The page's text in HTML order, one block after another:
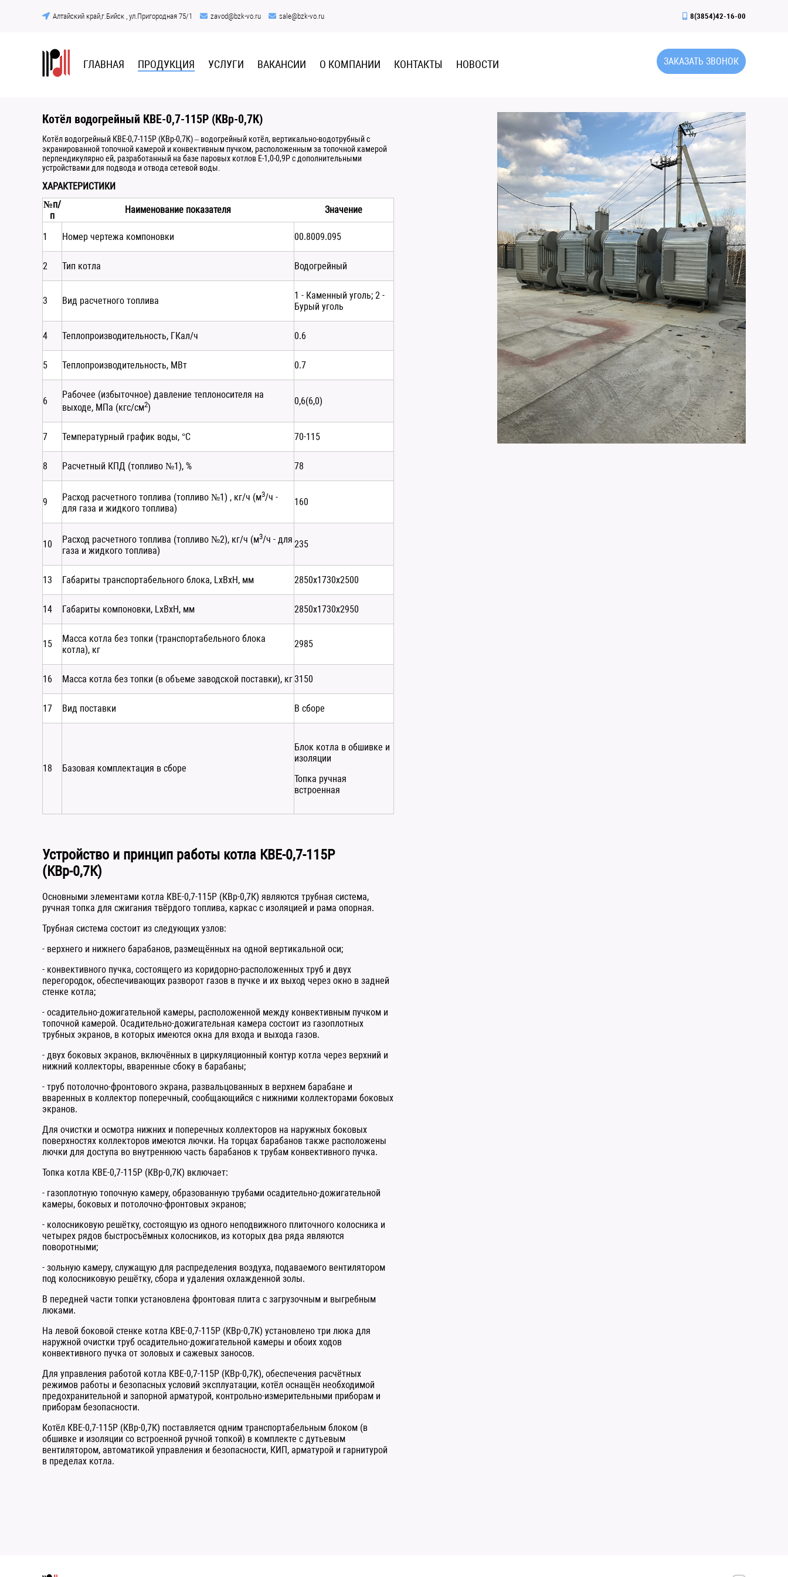
Алтайский край,г.Бийск , ул.Пригородная 75/1 zavod@bzk-vo.ru sale@bzk-vo.ru 8(3854)42-16-00
ГЛАВНАЯ ПРОДУКЦИЯ УСЛУГИ ВАКАНСИИ О КОМПАНИИ КОНТАКТЫ НОВОСТИ ЗАКАЗАТЬ ЗВОНОК
Котёл водогрейный КВЕ-0,7-115Р (КВр-0,7К)
Котёл водогрейный КВЕ-0,7-115Р (КВр-0,7К) – водогрейный котёл, вертикально-водотрубный с
экранированной топочной камерой и конвективным пучком, расположенным за топочной камерой
перпендикулярно ей, разработанный на базе паровых котлов Е-1,0-0,9Р с дополнительными
устройствами для подвода и отвода сетевой воды.
ХАРАКТЕРИСТИКИ
№п/
п
Наименование показателя Значение
1 Номер чертежа компоновки 00.8009.095
2 Тип котла Водогрейный
3 Вид расчетного топлива
1 - Каменный уголь; 2 -
Бурый уголь
4 Теплопроизводительность, ГКал/ч 0.6
5 Теплопроизводительность, МВт 0.7
6
Рабочее (избыточное) давление теплоносителя на
выходе, МПа (кгс/см2)
0,6(6,0)
7 Температурный график воды, °С 70-115
8 Расчетный КПД (топливо №1), % 78
9 Расход расчетного топлива (топливо №1) , кг/ч (м3/ч -
для газа и жидкого топлива)
160
10 Расход расчетного топлива (топливо №2), кг/ч (м3/ч - для
газа и жидкого топлива)
235
13 Габариты транспортабельного блока, LxBxH, мм 2850х1730х2500
14 Габариты компоновки, LxBxH, мм 2850х1730х2950
15
Масса котла без топки (транспортабельного блока
котла), кг
2985
16 Масса котла без топки (в объеме заводской поставки), кг3150
17 Вид поставки В сборе
18 Базовая комплектация в сборе
Блок котла в обшивке и
изоляции
Топка ручная
встроенная
Устройство и принцип работы котла КВЕ-0,7-115Р
(КВр-0,7К)
Основными элементами котла КВЕ-0,7-115Р (КВр-0,7К) являются трубная система,
ручная топка для сжигания твёрдого топлива, каркас с изоляцией и рама опорная.
Трубная система состоит из следующих узлов:
- верхнего и нижнего барабанов, размещённых на одной вертикальной оси;
- конвективного пучка, состоящего из коридорно-расположенных труб и двух
перегородок, обеспечивающих разворот газов в пучке и их выход через окно в задней
стенке котла;
- осадительно-дожигательной камеры, расположенной между конвективным пучком и
топочной камерой. Осадительно-дожигательная камера состоит из газоплотных
трубных экранов, в которых имеются окна для входа и выхода газов.
- двух боковых экранов, включённых в циркуляционный контур котла через верхний и
нижний коллекторы, вваренные сбоку в барабаны;
- труб потолочно-фронтового экрана, развальцованных в верхнем барабане и
вваренных в коллектор поперечный, сообщающийся с нижними коллекторами боковых
экранов.
Для очистки и осмотра нижних и поперечных коллекторов на наружных боковых
поверхностях коллекторов имеются лючки. На торцах барабанов также расположены
лючки для доступа во внутреннюю часть барабанов к трубам конвективного пучка.
Топка котла КВЕ-0,7-115Р (КВр-0,7К) включает:
- газоплотную топочную камеру, образованную трубами осадительно-дожигательной
камеры, боковых и потолочно-фронтовых экранов;
- колосниковую решётку, состоящую из одного неподвижного плиточного колосника и
четырех рядов быстросъёмных колосников, из которых два ряда являются
поворотными;
- зольную камеру, служащую для распределения воздуха, подаваемого вентилятором
под колосниковую решётку, сбора и удаления охлажденной золы.
В передней части топки установлена фронтовая плита с загрузочным и выгребным
люками.
На левой боковой стенке котла КВЕ-0,7-115Р (КВр-0,7К) установлено три люка для
наружной очистки труб осадительно-дожигательной камеры и обоих ходов
конвективного пучка от золовых и сажевых заносов.
Для управления работой котла КВЕ-0,7-115Р (КВр-0,7К), обеспечения расчётных
режимов работы и безопасных условий эксплуатации, котёл оснащён необходимой
предохранительной и запорной арматурой, контрольно-измерительными приборам и
приборам безопасности.
Котёл КВЕ-0,7-115Р (КВр-0,7К) поставляется одним транспортабельным блоком (в
обшивке и изоляции со встроенной ручной топкой) в комплекте с дутьевым
вентилятором, автоматикой управления и безопасности, КИП, арматурой и гарнитурой
в пределах котла.